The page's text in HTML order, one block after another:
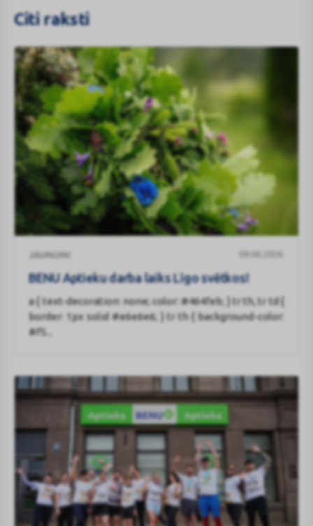
Citi raksti
Aptieku
darba
Līgo
svētkos!
JAUNUMI 09.06.2026.
BENU Aptieku darba laiks Līgo svētkos!
a { text-decoration: none; color: #464feb; } tr th, tr td {
border: 1px solid #e6e6e6; } tr th { background-color:
#f5...